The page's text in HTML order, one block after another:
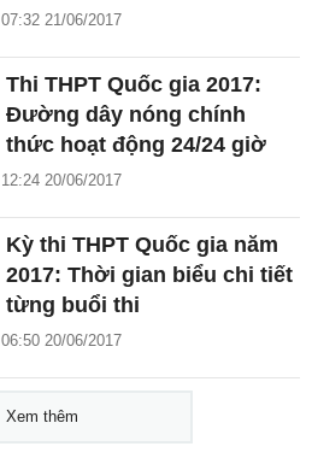
07:32 21/06/2017
Thi THPT Quốc gia 2017:
Đường dây nóng chính
thức hoạt động 24/24 giờ
12:24 20/06/2017
Kỳ thi THPT Quốc gia năm
2017: Thời gian biểu chi tiết
từng buổi thi
06:50 20/06/2017
Xem thêm